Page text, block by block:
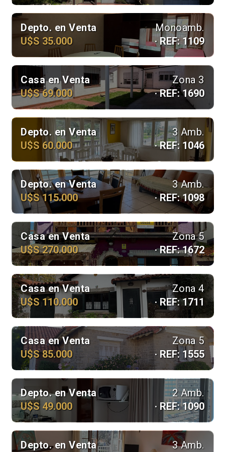
Depto. en Venta
Monoamb.
U$S 35.000
· REF: 1109
Casa en Venta
Zona 3
U$S 69.000
· REF: 1690
Depto. en Venta
3 Amb.
U$S 60.000
· REF: 1046
Depto. en Venta
3 Amb.
U$S 115.000
· REF: 1098
Casa en Venta
Zona 5
U$S 270.000
· REF: 1672
Casa en Venta
Zona 4
U$S 110.000
· REF: 1711
Casa en Venta
Zona 5
U$S 85.000
· REF: 1555
Depto. en Venta
2 Amb.
U$S 49.000
· REF: 1090
Depto. en Venta 3 Amb.